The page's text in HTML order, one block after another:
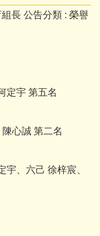
長 公告分類 : 榮譽
定宇 第五名
心誠 第二名
、六己 徐梓宸、